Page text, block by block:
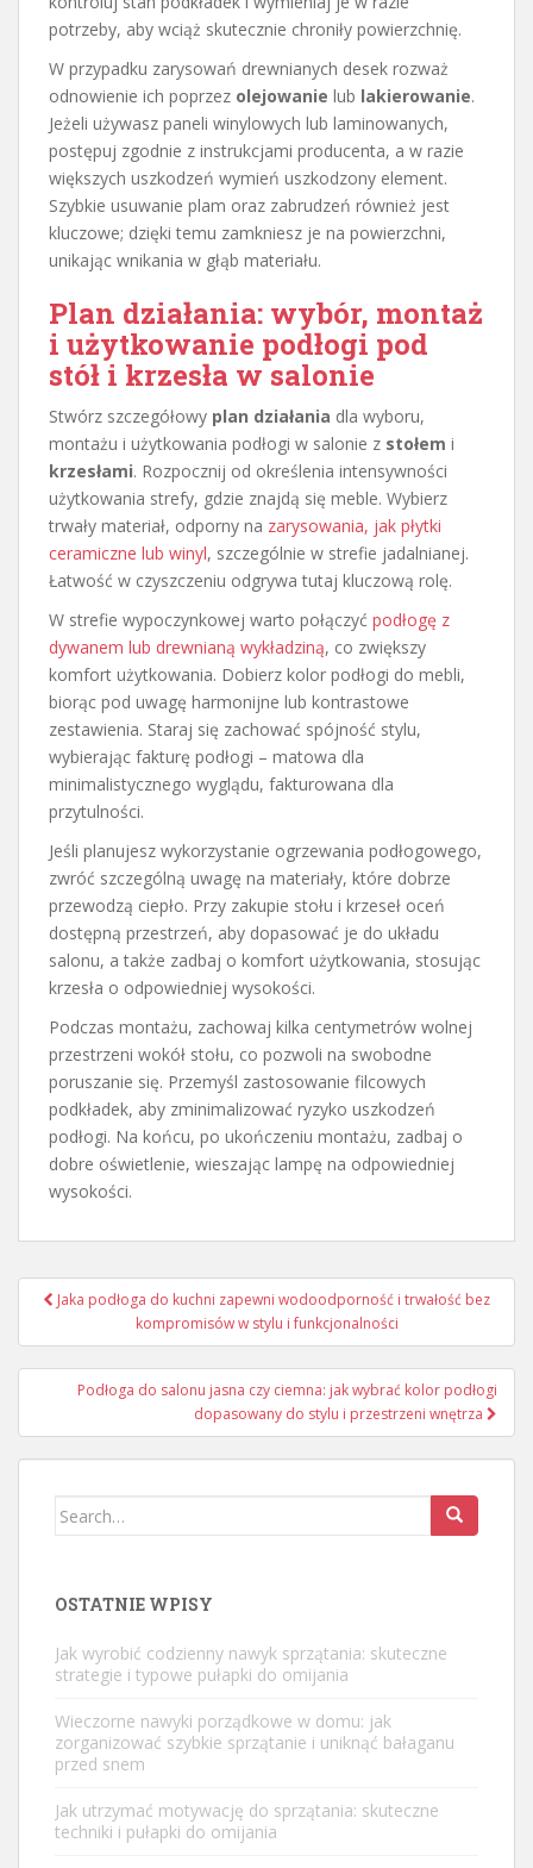
potrzeby, aby wciąż skutecznie chroniły powierzchnię.
W przypadku zarysowań drewnianych desek rozważ
odnowienie ich poprzez olejowanie lub lakierowanie.
Jeżeli używasz paneli winylowych lub laminowanych,
postępuj zgodnie z instrukcjami producenta, a w razie
większych uszkodzeń wymień uszkodzony element.
Szybkie usuwanie plam oraz zabrudzeń również jest
kluczowe; dzięki temu zamkniesz je na powierzchni,
unikając wnikania w głąb materiału.
Plan działania: wybór, montaż
i użytkowanie podłogi pod
stół i krzesła w salonie
Stwórz szczegółowy plan działania dla wyboru,
montażu i użytkowania podłogi w salonie z stołem i
krzesłami. Rozpocznij od określenia intensywności
użytkowania strefy, gdzie znajdą się meble. Wybierz
trwały materiał, odporny na zarysowania, jak płytki
ceramiczne lub winyl, szczególnie w strefie jadalnianej.
Łatwość w czyszczeniu odgrywa tutaj kluczową rolę.
W strefie wypoczynkowej warto połączyć podłogę z
dywanem lub drewnianą wykładziną, co zwiększy
komfort użytkowania. Dobierz kolor podłogi do mebli,
biorąc pod uwagę harmonijne lub kontrastowe
zestawienia. Staraj się zachować spójność stylu,
wybierając fakturę podłogi – matowa dla
minimalistycznego wyglądu, fakturowana dla
przytulności.
Jeśli planujesz wykorzystanie ogrzewania podłogowego,
zwróć szczególną uwagę na materiały, które dobrze
przewodzą ciepło. Przy zakupie stołu i krzeseł oceń
dostępną przestrzeń, aby dopasować je do układu
salonu, a także zadbaj o komfort użytkowania, stosując
krzesła o odpowiedniej wysokości.
Podczas montażu, zachowaj kilka centymetrów wolnej
przestrzeni wokół stołu, co pozwoli na swobodne
poruszanie się. Przemyśl zastosowanie filcowych
podkładek, aby zminimalizować ryzyko uszkodzeń
podłogi. Na końcu, po ukończeniu montażu, zadbaj o
dobre oświetlenie, wieszając lampę na odpowiedniej
wysokości.
Nawigacja
Jaka podłoga do kuchni zapewni wodoodporność i trwałość bez
kompromisów w stylu i funkcjonalności
Podłoga do salonu jasna czy ciemna: jak wybrać kolor podłogi
dopasowany do stylu i przestrzeni wnętrza
Search
OSTATNIE WPISY
Jak wyrobić codzienny nawyk sprzątania: skuteczne
strategie i typowe pułapki do omijania
Wieczorne nawyki porządkowe w domu: jak
zorganizować szybkie sprzątanie i uniknąć bałaganu
przed snem
Jak utrzymać motywację do sprzątania: skuteczne
techniki i pułapki do omijania